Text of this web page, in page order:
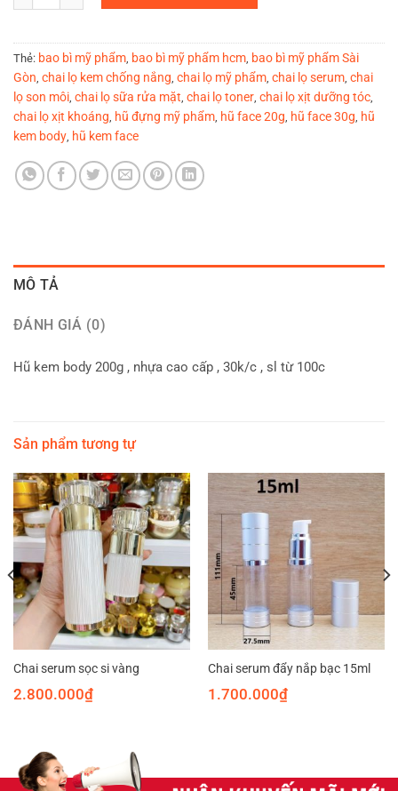
Thẻ: bao bì mỹ phẩm bao bì mỹ phẩm hcm bao bì mỹ phẩm Sài
Gòn chai lọ kem chống nắng chai lọ mỹ phẩm chai lọ serum chai
lọ son môi chai lọ sữa rửa mặt chai lọ toner chai lọ xịt dưỡng tóc
chai lọ xịt khoáng hũ đựng mỹ phẩm hũ face 20g hũ face 30g hũ
kem body hũ kem face
MÔ TẢ
ĐÁNH GIÁ (0)
Hũ kem body 200g , nhựa cao cấp , 30k/c , sl từ 100c
Sản phẩm tương tự
Chai serum sọc si vàng
2.800.000₫
Chai serum đẩy nắp bạc 15ml
1.700.000₫